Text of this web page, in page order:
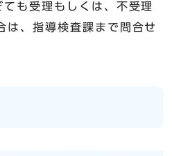
も受理もしくは、不受理
は、指導検査課まで問合せ